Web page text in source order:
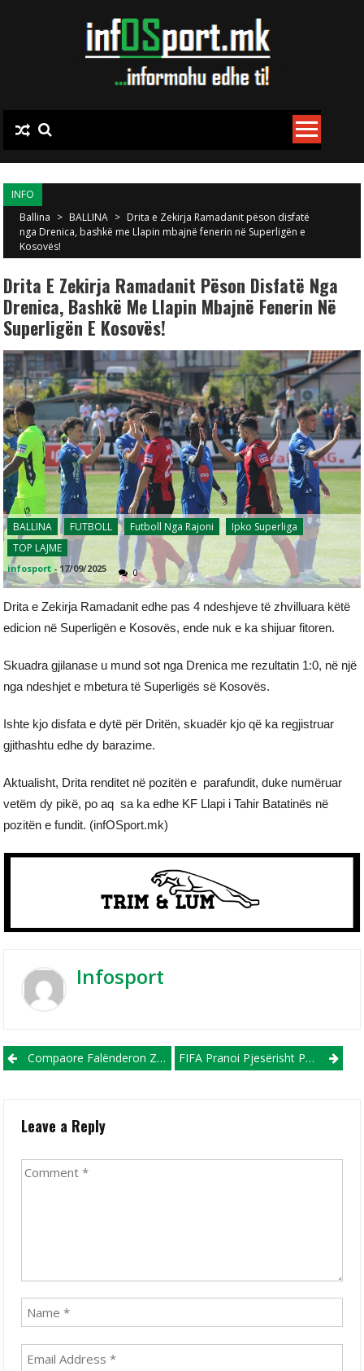
INFO
Ballina > BALLINA > Drita e Zekirja Ramadanit pëson disfatë
nga Drenica, bashkë me Llapin mbajnë fenerin në Superligën e
Kosovës!
Drita E Zekirja Ramadanit Pëson Disfatë Nga
Drenica, Bashkë Me Llapin Mbajnë Fenerin Në
Superligën E Kosovës!
BALLINA FUTBOLL Futboll Nga Rajoni
Ipko Superliga
TOP LAJME
infosport -17/09/2025 0
Drita e Zekirja Ramadanit edhe pas 4 ndeshjeve të zhvilluara këtë
edicion në Superligën e Kosovës, ende nuk e ka shijuar fitoren.
Skuadra gjilanase u mund sot nga Drenica me rezultatin 1:0, në një
nga ndeshjet e mbetura të Superligës së Kosovës.
Ishte kjo disfata e dytë për Dritën, skuadër kjo që ka regjistruar
gjithashtu edhe dy barazime.
Aktualisht, Drita renditet në pozitën e parafundit, duke numëruar
vetëm dy pikë, po aq sa ka edhe KF Llapi i Tahir Batatinës në
pozitën e fundit. (infOSport.mk)
Infosport
Post navigation
Compaore Falënderon Zotin Për Startin E Shkëlqyeshëm! Ai Foli Edhe Për Ndeshjen Me Shkëndijën FIFA Pranoi Pjesërisht Padinë E Alparslan! FC Shkupi Detyrohet Ti Paguajë 43 Mijë Euro
Leave a Reply